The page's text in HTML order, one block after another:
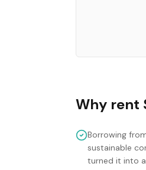
Why rent
Borrowing
sustainable
turned it into